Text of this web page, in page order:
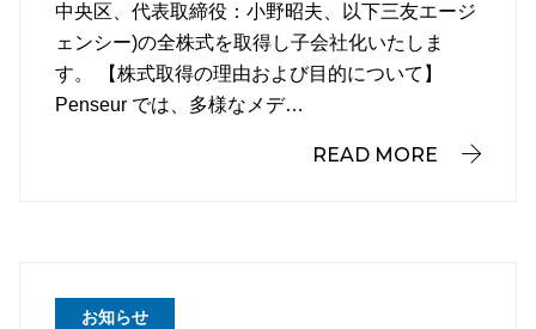
中央区、代表取締役：小野昭夫、以下三友エージ
ェンシー)の全株式を取得し子会社化いたしま
す。 【株式取得の理由および目的について】
Penseur では、多様なメデ…
READ MORE
お知らせ